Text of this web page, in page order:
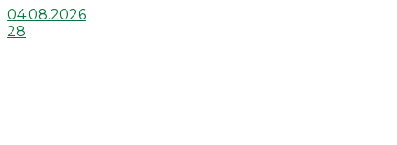
04.08.2026
28